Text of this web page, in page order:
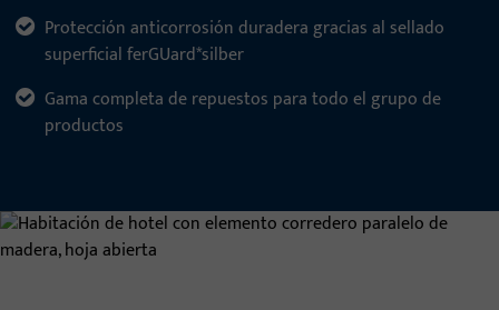
Protección anticorrosión duradera gracias al sellado
superficial ferGUard*silber
Gama completa de repuestos para todo el grupo de
productos